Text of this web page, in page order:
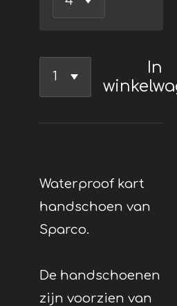
In
Waterproof kart
handschoen van
Sparco.
De handschoenen
zijn voorzien van